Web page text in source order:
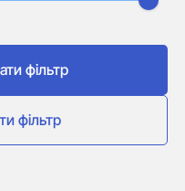
фільтр
фільтр